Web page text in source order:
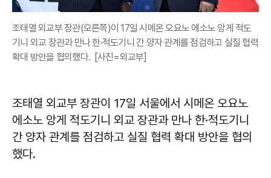
조태열 외교부 장관(오른쪽)이 17일 시메온 오요노 에소노 앙게 적도
기니 외교 장관과 만나 한·적도기니 간 양자 관계를 점검하고 실질 협력
확대 방안을 협의했다. [사진=외교부]
조태열 외교부 장관이 17일 서울에서 시메온 오요노
에소노 앙게 적도기니 외교 장관과 만나 한·적도기니
간 양자 관계를 점검하고 실질 협력 확대 방안을 협의
했다.